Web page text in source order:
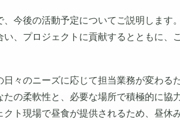
今後の活動予定についてご説明します。
、プロジェクトに貢献するとともに、
々のニーズに応じて担当業務が変わる
の柔軟性と、必要な場所で積極的に協
ト現場で昼食が提供されるため、昼休